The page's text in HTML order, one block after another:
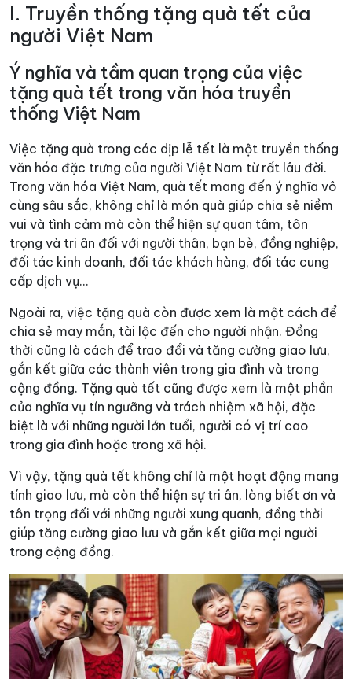
I. Truyền thống tặng quà tết của
người Việt Nam
Ý nghĩa và tầm quan trọng của việc
tặng quà tết trong văn hóa truyền
thống Việt Nam
Việc tặng quà trong các dịp lễ tết là một truyền thống
văn hóa đặc trưng của người Việt Nam từ rất lâu đời.
Trong văn hóa Việt Nam, quà tết mang đến ý nghĩa vô
cùng sâu sắc, không chỉ là món quà giúp chia sẻ niềm
vui và tình cảm mà còn thể hiện sự quan tâm, tôn
trọng và tri ân đối với người thân, bạn bè, đồng nghiệp,
đối tác kinh doanh, đối tác khách hàng, đối tác cung
cấp dịch vụ…
Ngoài ra, việc tặng quà còn được xem là một cách để
chia sẻ may mắn, tài lộc đến cho người nhận. Đồng
thời cũng là cách để trao đổi và tăng cường giao lưu,
gắn kết giữa các thành viên trong gia đình và trong
cộng đồng. Tặng quà tết cũng được xem là một phần
của nghĩa vụ tín ngưỡng và trách nhiệm xã hội, đặc
biệt là với những người lớn tuổi, người có vị trí cao
trong gia đình hoặc trong xã hội.
Vì vậy, tặng quà tết không chỉ là một hoạt động mang
tính giao lưu, mà còn thể hiện sự tri ân, lòng biết ơn và
tôn trọng đối với những người xung quanh, đồng thời
giúp tăng cường giao lưu và gắn kết giữa mọi người
trong cộng đồng.